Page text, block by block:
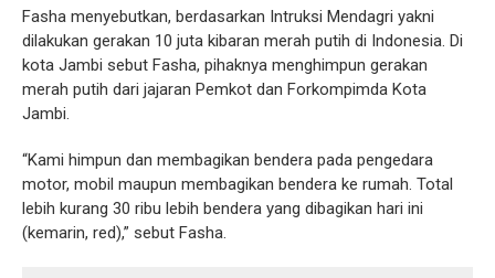
Fasha menyebutkan, berdasarkan Intruksi Mendagri yakni
dilakukan gerakan 10 juta kibaran merah putih di Indonesia. Di
kota Jambi sebut Fasha, pihaknya menghimpun gerakan
merah putih dari jajaran Pemkot dan Forkompimda Kota
Jambi.
“Kami himpun dan membagikan bendera pada pengedara
motor, mobil maupun membagikan bendera ke rumah. Total
lebih kurang 30 ribu lebih bendera yang dibagikan hari ini
(kemarin, red),” sebut Fasha.